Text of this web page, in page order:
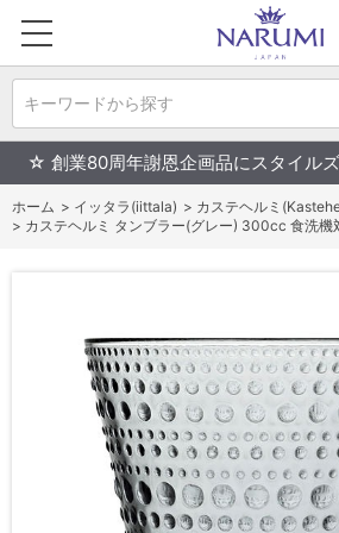
キーワードから探す
☆ 創業80周年謝恩企画品にスタイル
ホーム > イッタラ(iittala) > カステヘルミ
> カステヘルミ タンブラー(グレー) 300cc 食洗